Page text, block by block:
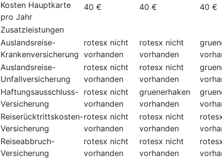
Kosten Hauptkarte
pro Jahr
40 € 40 € 40 €
Zusatzleistungen
Auslandsreise-
Krankenversicherung
rotesx nicht
vorhanden
rotesx nicht
vorhanden
Auslandsreise-
Unfallversicherung
rotesx nicht
vorhanden
rotesx nicht
vorhanden
Haftungsausschluss-
Versicherung
rotesx nicht
vorhanden
gruenerhaken
vorhanden
Reiserücktrittskosten-
Versicherung
rotesx nicht
vorhanden
rotesx nicht
vorhanden
Reiseabbruch-
Versicherung
rotesx nicht
vorhanden
rotesx nicht
vorhanden